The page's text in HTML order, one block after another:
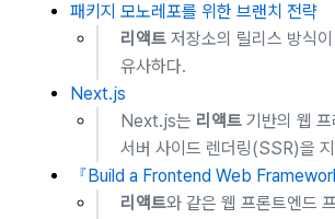
패키지 모노레포를 위한 브랜치 전략
리액트 저장소의 릴리스 방식
유사하다.
Next.js
Next.js는 리액트 기반의 웹
서버 사이드 렌더링(SSR)을
『Build a Frontend Web
리액트와 같은 웹 프론트엔드